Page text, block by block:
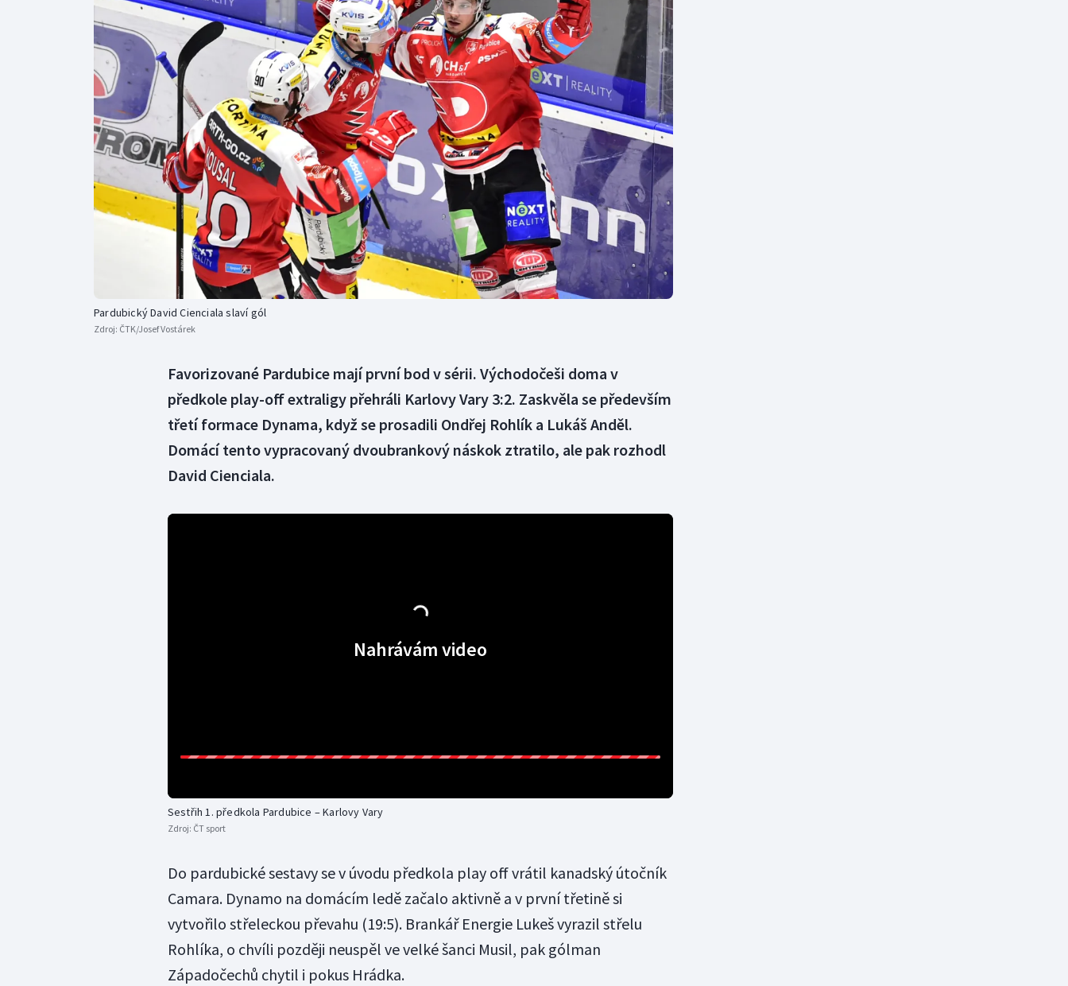
Curling
Dostihy
Florbal
Futsal
Golf
Gymnastika
Moderní pětiboj
Motorsport
Olympijské hry
Parasport
Plavání
Plážový volejbal
Triatlon
Veslování
Vodní slalom
Volejbal
Ostatní
Pardubický David Cienciala slaví gól
Zdroj: ČTK/Josef Vostárek
Favorizované Pardubice mají první bod v sérii. Východočeši doma v
předkole play-off extraligy přehráli Karlovy Vary 3:2. Zaskvěla se především
třetí formace Dynama, když se prosadili Ondřej Rohlík a Lukáš Anděl.
Domácí tento vypracovaný dvoubrankový náskok ztratilo, ale pak rozhodl
David Cienciala.
Nahrávám video
Sestřih 1. předkola Pardubice – Karlovy Vary
Zdroj: ČT sport
Do pardubické sestavy se v úvodu předkola play off vrátil kanadský útočník
Camara. Dynamo na domácím ledě začalo aktivně a v první třetině si
vytvořilo střeleckou převahu (19:5). Brankář Energie Lukeš vyrazil střelu
Rohlíka, o chvíli později neuspěl ve velké šanci Musil, pak gólman
Západočechů chytil i pokus Hrádka.